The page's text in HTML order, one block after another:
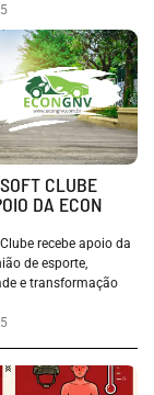
CLUBE
DA ECON
recebe apoio da
de esporte,
e transformação